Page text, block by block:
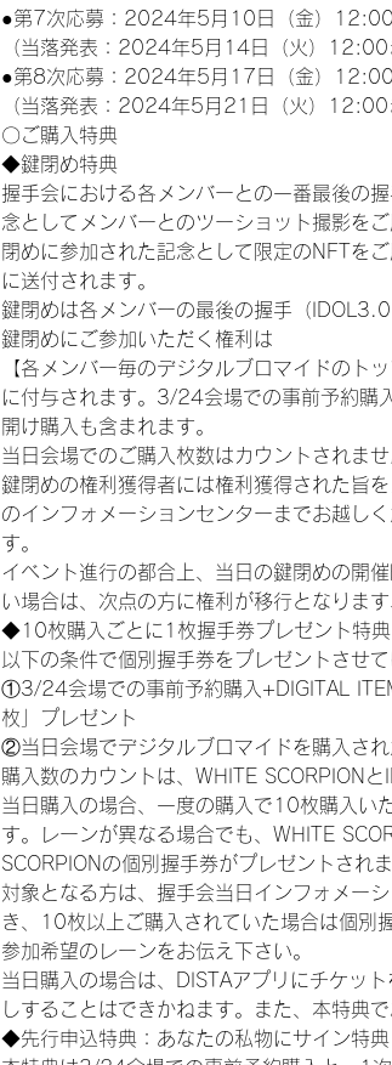
●第7次応募：2024年5月10日（金）
（当落発表：2024年5月14日（火）12:00
●第8次応募：2024年5月17日（金）
（当落発表：2024年5月21日（火）12:00
〇ご購入特典
◆鍵閉め特典
握手会における各メンバーとの一番最後の
念としてメンバーとのツーショット撮影を
閉めに参加された記念として限定のNFTを
に送付されます。
鍵閉めは各メンバーの最後の握手（
鍵閉めにご参加いただく権利は
【各メンバー毎のデジタルブロマイドのトッ
に付与されます。3/24会場での事前予約購
開け購入も含まれます。
当日会場でのご購入枚数はカウントされませ
鍵閉めの権利獲得者には権利獲得された旨
のインフォメーションセンターまでお越し
す。
イベント進行の都合上、当日の鍵閉めの開
い場合は、次点の方に権利が移行となります
◆10枚購入ごとに1枚握手券プレゼント特典
以下の条件で個別握手券をプレゼントさせて
①3/24会場での事前予約購入+DIGITAL
枚」プレゼント
②当日会場でデジタルブロマイドを購入さ
購入数のカウントは、WHITE SCORPION
当日購入の場合、一度の購入で10枚購入い
す。レーンが異なる場合でも、WHITE
SCORPIONの個別握手券がプレゼントされ
対象となる方は、握手会当日インフォメー
き、10枚以上ご購入されていた場合は個別
参加希望のレーンをお伝え下さい。
当日購入の場合は、DISTAアプリにチケッ
しすることはできかねます。また、本特典
◆先行申込特典：あなたの私物にサイン特典